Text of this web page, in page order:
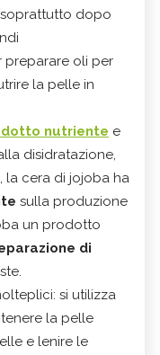
soprattutto dopo
preparare oli per
la pelle in
nutriente e
disidratazione,
la cera di jojoba ha
sulla produzione
un prodotto
di
si utilizza
la pelle
e lenire le